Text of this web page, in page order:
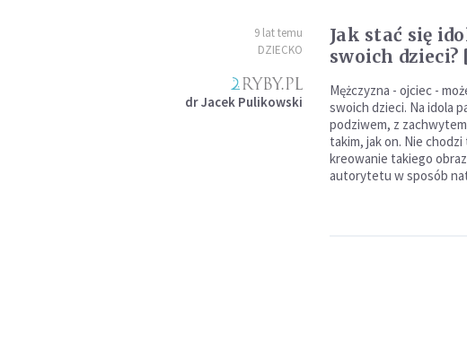
9 lat temu
DZIECKO
dr Jacek Pulikowski
Jak stać się
swoich dzieci?
Mężczyzna - ojciec -
swoich dzieci. Na idola
podziwem, z
takim, jak on. Nie
kreowanie takiego
autorytetu w sposób